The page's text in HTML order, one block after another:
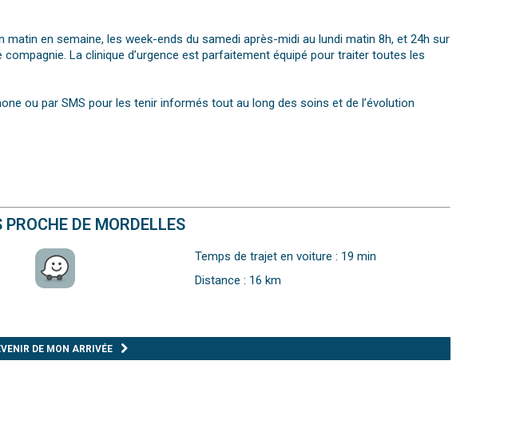
en semaine, les week-ends du samedi après-midi au lundi matin 8h, et 24h sur
La clinique d’urgence est parfaitement équipé pour traiter toutes les
ou par SMS pour les tenir informés tout au long des soins et de l’évolution
DE MORDELLES
Temps de trajet en voiture : 19 min
Distance : 16 km
DE MON ARRIVÉE